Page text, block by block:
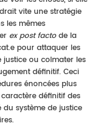
vite une stratégie
les mêmes
ex post factode la
pour attaquer les
justice ou colmater les
définitif. Ceci
énoncées plus
définitif des
système de justice